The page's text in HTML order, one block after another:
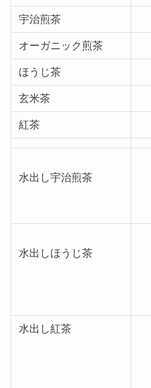
宇治煎茶
オーガニック煎茶
ほうじ茶
玄米茶
紅茶
水出し宇治煎茶
水出しほうじ茶
水出し紅茶